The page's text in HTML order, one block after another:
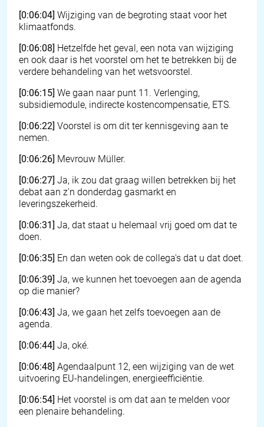
[0:06:04] Wijziging van de begroting staat voor het
klimaatfonds.
[0:06:08] Hetzelfde het geval, een nota van wijziging
en ook daar is het voorstel om het te betrekken bij de
verdere behandeling van het wetsvoorstel.
[0:06:15] We gaan naar punt 11. Verlenging,
subsidiemodule, indirecte kostencompensatie, ETS.
[0:06:22] Voorstel is om dit ter kennisgeving aan te
nemen.
[0:06:26] Mevrouw Müller.
[0:06:27] Ja, ik zou dat graag willen betrekken bij het
debat aan z'n donderdag gasmarkt en
leveringszekerheid.
[0:06:31] Ja, dat staat u helemaal vrij goed om dat te
doen.
[0:06:35] En dan weten ook de collega's dat u dat doet.
[0:06:39] Ja, we kunnen het toevoegen aan de agenda
op die manier?
[0:06:43] Ja, we gaan het zelfs toevoegen aan de
agenda.
[0:06:44] Ja, oké.
[0:06:48] Agendaalpunt 12, een wijziging van de wet
uitvoering EU-handelingen, energieefficiëntie.
[0:06:54] Het voorstel is om dat aan te melden voor
een plenaire behandeling.